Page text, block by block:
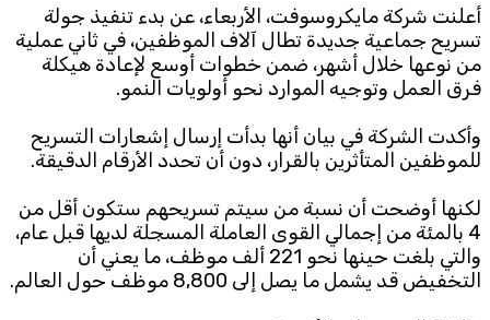
Cookies Policy
أعلنت شركة مايكروسوفت، الأربعاء، عن بدء تنفيذ جولة
تسريح جماعية جديدة تطال آلاف الموظفين، في ثاني عملية
من نوعها خلال أشهر، ضمن خطوات أوسع لإعادة هيكلة
فرق العمل وتوجيه الموارد نحو أولويات النمو.
وأكدت الشركة في بيان أنها بدأت إرسال إشعارات التسريح
للموظفين المتأثرين بالقرار، دون أن تحدد الأرقام الدقيقة.
لكنها أوضحت أن نسبة من سيتم تسريحهم ستكون أقل من
4 بالمئة من إجمالي القوى العاملة المسجلة لديها قبل عام،
والتي بلغت حينها نحو 221 ألف موظف، ما يعني أن
التخفيض قد يشمل ما يصل إلى 8,800 موظف حول العالم.